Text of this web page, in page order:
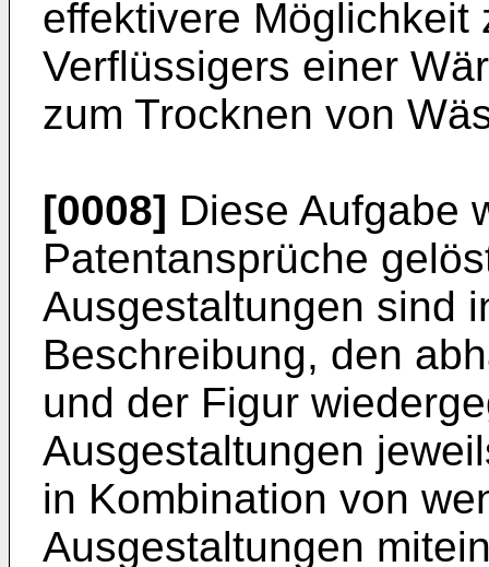
effektivere Möglichkeit
Verflüssigers einer
zum Trocknen von
[0008] Diese Aufgabe
Patentansprüche
Ausgestaltungen sind
Beschreibung, den
und der Figur
Ausgestaltungen
in Kombination von
Ausgestaltungen